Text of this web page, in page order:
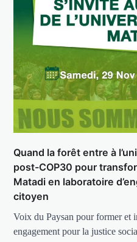
Quand la forêt entre à
post-COP30 pour
Matadi en laboratoire
citoyen
Voix du Paysan pour former et
engagement pour la justice